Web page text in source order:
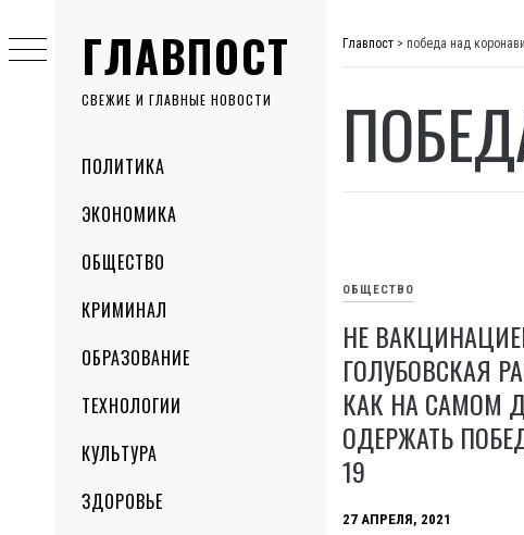
ГЛАВПОСТ
СВЕЖИЕ И ГЛАВНЫЕ НОВОСТИ
MenuПОЛИТИКА
ЭКОНОМИКА
ОБЩЕСТВО
КРИМИНАЛ
ОБРАЗОВАНИЕ
ТЕХНОЛОГИИ
КУЛЬТУРА
ЗДОРОВЬЕ
to
content
Главпост > победа над
ОБЩЕСТВО
НЕ
ГОЛУБОВСКАЯ
КАК НА САМОМ
ОДЕРЖАТЬ
19
27 АПРЕЛЯ, 2021